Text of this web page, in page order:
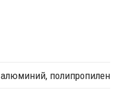
алюминий, полипропилен